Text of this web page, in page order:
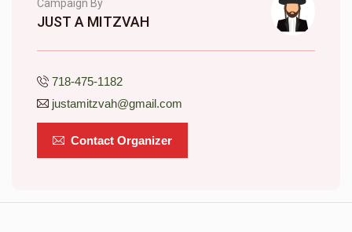
Campaign By
JUST A MITZVAH
718-475-1182
justamitzvah@gmail.com
Contact Organizer